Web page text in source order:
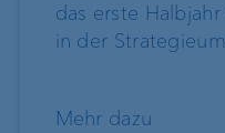
das erste
in der
Mehr dazu